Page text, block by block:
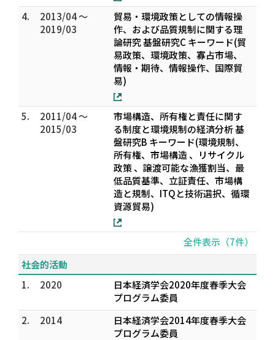
4.
2013/04 ～
2019/03
貿易・環境政策としての情報操
作、および品質規制に関する理
論研究 基盤研究C キーワード(貿
易政策、環境政策、寡占市場、
情報・期待、情報操作、国際貿
易)
5.
2011/04 ～
2015/03
市場構造、所有権と責任に関す
る制度と環境規制の経済分析 基
盤研究B キーワード(環境規制、
所有権、市場構造 、リサイクル
政策 、譲渡可能な漁獲割当、最
低品質基準、立証責任、市場構
造と規制、ITQと技術選択、循環
資源貿易)
全件表示（7件）
社会的活動
1.
2020
日本経済学会2020年度春季大会
プログラム委員
2.
2014
日本経済学会2014年度春季大会
プログラム委員